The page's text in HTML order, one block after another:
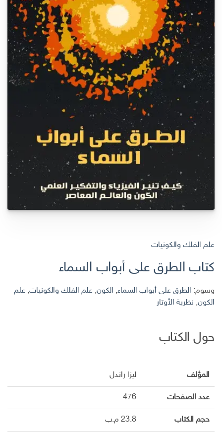
علم الفلك والكونيات
كتاب الطرق على أبواب السماء
وسوم: الطرق على أبواب السماء, الكون, علم الفلك والكونيات, علم
الكون, نظرية الأوتار
حول الكتاب
المؤلف ليزا راندل
عدد الصفحات 476
حجم الكتاب 23.8 م.ب